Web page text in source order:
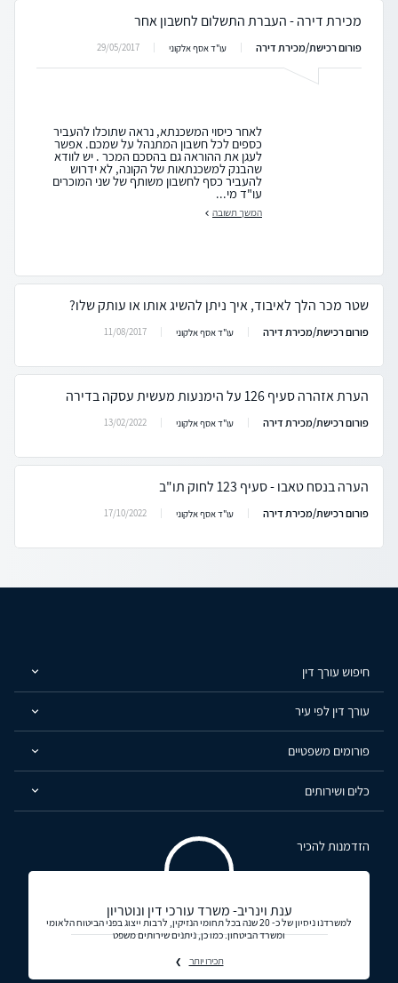
מכירת דירה - העברת התשלום לחשבון אחר
פורום רכישת/מכירת דירה עו"ד אסף אלקוני 29/05/2017
לאחר כיסוי המשכנתא, נראה שתוכלו להעביר
כספים לכל חשבון המתנהל על שמכם. אפשר
לעגן את ההוראה גם בהסכם המכר . יש לוודא
שהבנק למשכנתאות של הקונה, לא ידרוש
להעביר כסף לחשבון משותף של שני המוכרים
עו"ד מי...
המשך תשובה
שטר מכר הלך לאיבוד, איך ניתן להשיג אותו או עותק שלו?
פורום רכישת/מכירת דירה עו"ד אסף אלקוני 11/08/2017
הערת אזהרה סעיף 126 על הימנעות מעשית עסקה בדירה
פורום רכישת/מכירת דירה עו"ד אסף אלקוני 13/02/2022
הערה בנסח טאבו - סעיף 123 לחוק תו"ב
פורום רכישת/מכירת דירה עו"ד אסף אלקוני 17/10/2022
חיפוש עורך דין
עורך דין לפי עיר
פורומים משפטיים
כלים ושירותים
הזדמנות להכיר
ענת וינריב- משרד עורכי דין ונוטריון
למשרדנו ניסיון של כ- 20 שנה בכל תחומי הנזיקין, לרבות ייצוג בפני הביטוח הלאומי
ומשרד הביטחון. כמו כן, ניתנים שירותים משפט
תכירו יותר